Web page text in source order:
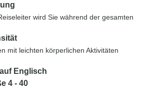
wird Sie während der gesamten
mit leichten körperlichen Aktivitäten
Englisch
4 - 40